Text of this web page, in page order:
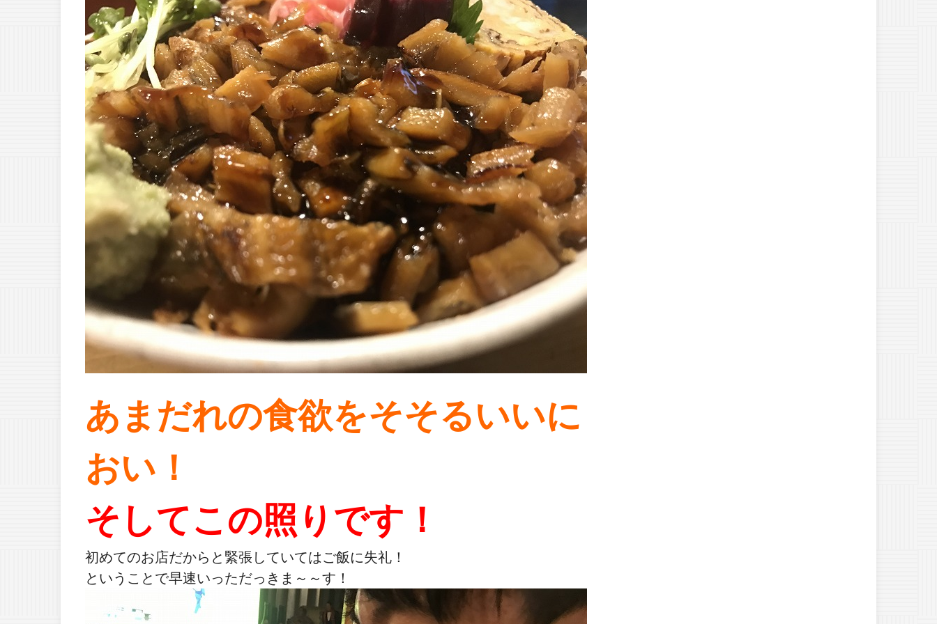
あまだれの食欲をそそるいいに
おい！
そしてこの照りです！
初めてのお店だからと緊張していてはご飯に失礼！
ということで早速いっただっきま～～す！